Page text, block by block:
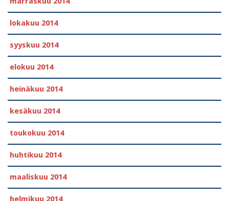
lokakuu 2014
syyskuu 2014
elokuu 2014
heinäkuu 2014
kesäkuu 2014
toukokuu 2014
huhtikuu 2014
maaliskuu 2014
helmikuu 2014